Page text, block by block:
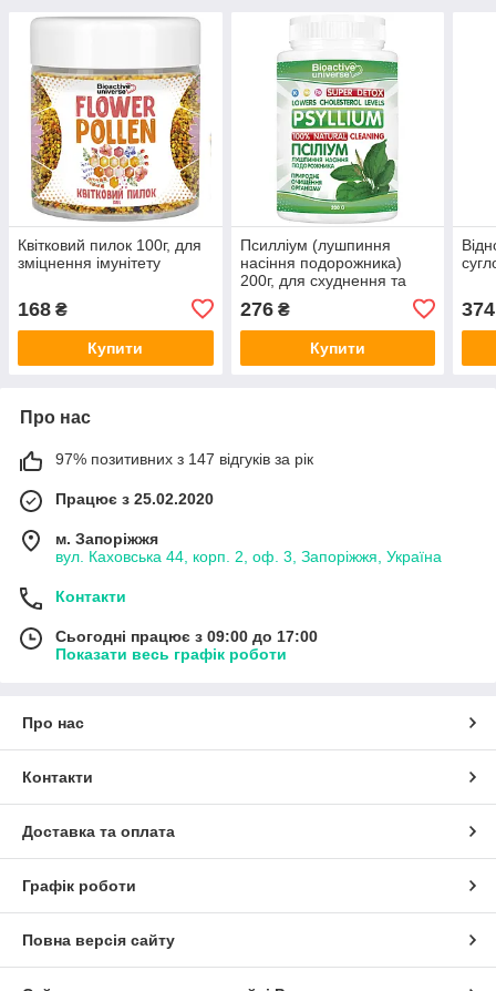
Квітковий пилок 100г, для
зміцнення імунітету
168 ₴
Купити
Псилліум (лушпиння
насіння подорожника)
200г, для схуднення та
276₴
Купити
374
Про нас
97% позитивних з 147 відгуків за рік
Працює з 25.02.2020
м. Запоріжжя
вул. Каховська 44, корп. 2, оф. 3, Запоріжжя, Україна
Контакти
Сьогодні працює з 09:00 до 17:00
Показати весь графік роботи
Про нас
Контакти
Доставка та оплата
Графік роботи
Повна версія сайту